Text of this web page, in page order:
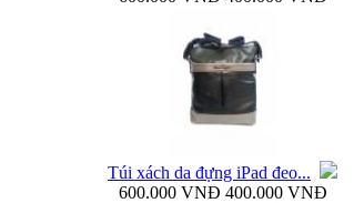
Dock sạc pin rời Samsung Galaxy S4 i9500...
Túi xách da đựng iPad đeo...
600.000 VNĐ 400.000 VNĐ